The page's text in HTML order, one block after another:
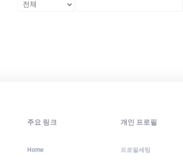
주요 링크
Home
개인 프로필
프로필세팅